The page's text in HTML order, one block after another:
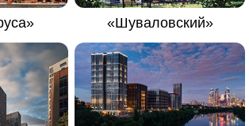
«Шуваловский»